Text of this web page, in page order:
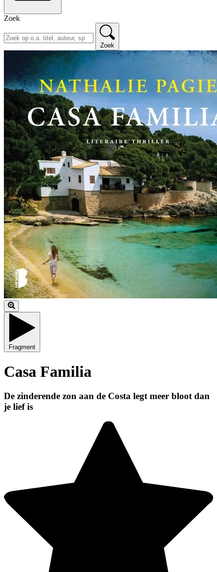
Zoek
Zoek
Fragment
Casa Familia
De zinderende zon aan de Costa legt meer bloot dan
je lief is